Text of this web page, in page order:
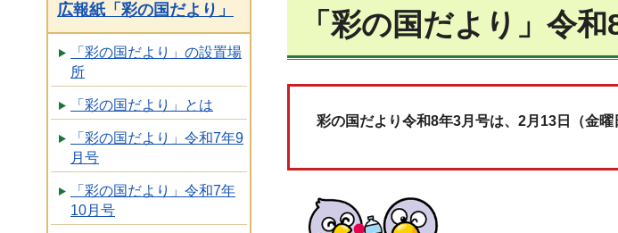
広報紙「彩の国だより」
「彩の国だより」の設置場
所
「彩の国だより」とは
「彩の国だより」令和7年9
月号
「彩の国だより」令和7年
10月号
「彩の国だより」令
彩の国だより令和8年3月号は、2月13日（金